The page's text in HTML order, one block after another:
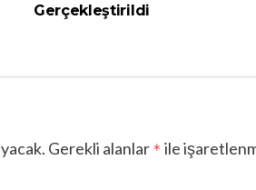
Gerçekleştirildi
Gerekli alanlar * ile